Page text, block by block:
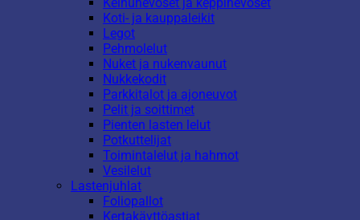
Koti- ja kauppaleikit
Legot
Pehmolelut
Nuket ja nukenvaunut
Nukkekodit
Parkkitalot ja ajoneuvot
Pelit ja soittimet
Pienten lasten lelut
Potkuttelijat
Toimintalelut ja hahmot
Vesilelut
Lastenjuhlat
Foliopallot
Kertakäyttöastiat